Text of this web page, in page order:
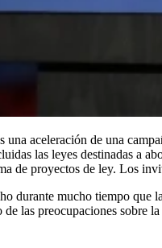
una aceleración de una
las leyes destinadas a
de proyectos de ley. Los
durante mucho tiempo que
las preocupaciones sobre